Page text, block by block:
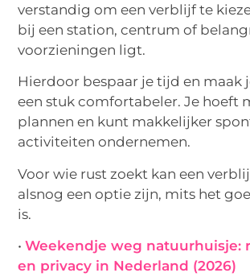
verstandig om een verblijf te
bij een station, centrum of
voorzieningen ligt.
Hierdoor bespaar je tijd en maak
een stuk comfortabeler. Je hoeft
plannen en kunt makkelijker
activiteiten ondernemen.
Voor wie rust zoekt kan een
alsnog een optie zijn, mits het
is.
•Weekendje weg natuurhuisje:
en privacy in Nederland (2026)